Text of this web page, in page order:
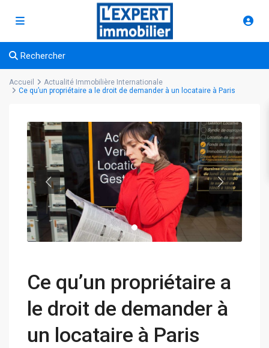
Rechercher
Accueil
Actualité Immobilière Internationale
Ce qu’un propriétaire a le droit de demander à un locataire à Paris
Ce qu’un propriétaire a
le droit de demander à
un locataire à Paris